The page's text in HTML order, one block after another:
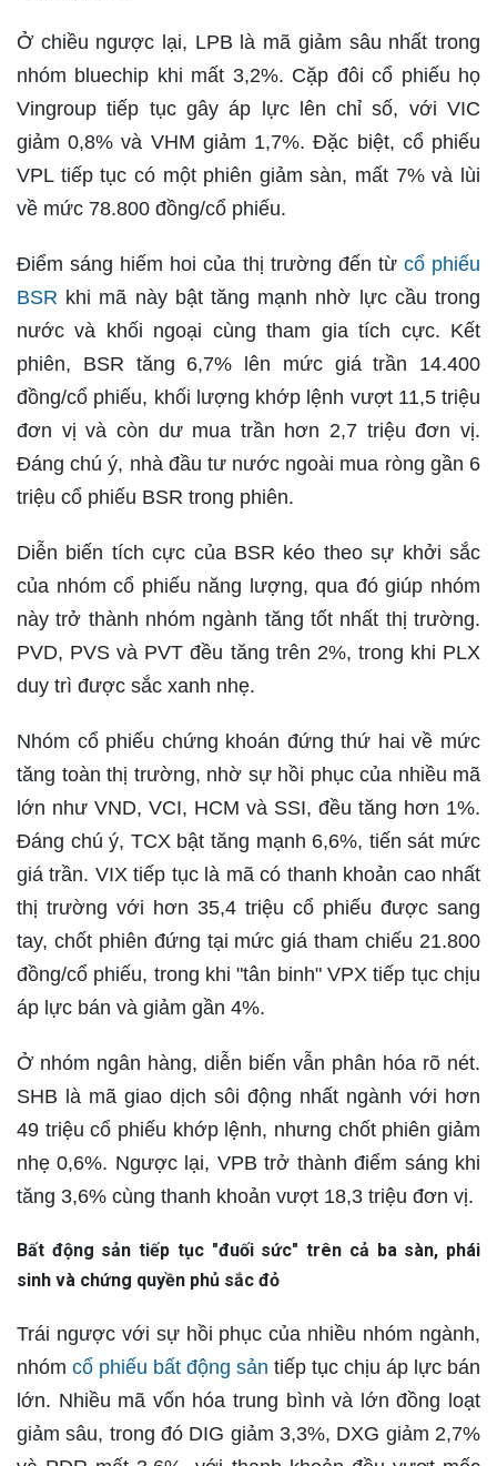
Ở chiều ngược lại, LPB là mã giảm sâu nhất trong
nhóm bluechip khi mất 3,2%. Cặp đôi cổ phiếu họ
Vingroup tiếp tục gây áp lực lên chỉ số, với VIC
giảm 0,8% và VHM giảm 1,7%. Đặc biệt, cổ phiếu
VPL tiếp tục có một phiên giảm sàn, mất 7% và lùi
về mức 78.800 đồng/cổ phiếu.
Điểm sáng hiếm hoi của thị trường đến từ cổ phiếu
BSR khi mã này bật tăng mạnh nhờ lực cầu trong
nước và khối ngoại cùng tham gia tích cực. Kết
phiên, BSR tăng 6,7% lên mức giá trần 14.400
đồng/cổ phiếu, khối lượng khớp lệnh vượt 11,5 triệu
đơn vị và còn dư mua trần hơn 2,7 triệu đơn vị.
Đáng chú ý, nhà đầu tư nước ngoài mua ròng gần 6
triệu cổ phiếu BSR trong phiên.
Diễn biến tích cực của BSR kéo theo sự khởi sắc
của nhóm cổ phiếu năng lượng, qua đó giúp nhóm
này trở thành nhóm ngành tăng tốt nhất thị trường.
PVD, PVS và PVT đều tăng trên 2%, trong khi PLX
duy trì được sắc xanh nhẹ.
Nhóm cổ phiếu chứng khoán đứng thứ hai về mức
tăng toàn thị trường, nhờ sự hồi phục của nhiều mã
lớn như VND, VCI, HCM và SSI, đều tăng hơn 1%.
Đáng chú ý, TCX bật tăng mạnh 6,6%, tiến sát mức
giá trần. VIX tiếp tục là mã có thanh khoản cao nhất
thị trường với hơn 35,4 triệu cổ phiếu được sang
tay, chốt phiên đứng tại mức giá tham chiếu 21.800
đồng/cổ phiếu, trong khi "tân binh" VPX tiếp tục chịu
áp lực bán và giảm gần 4%.
Ở nhóm ngân hàng, diễn biến vẫn phân hóa rõ nét.
SHB là mã giao dịch sôi động nhất ngành với hơn
49 triệu cổ phiếu khớp lệnh, nhưng chốt phiên giảm
nhẹ 0,6%. Ngược lại, VPB trở thành điểm sáng khi
tăng 3,6% cùng thanh khoản vượt 18,3 triệu đơn vị.
Bất động sản tiếp tục "đuối sức" trên cả ba sàn, phái
sinh và chứng quyền phủ sắc đỏ
Trái ngược với sự hồi phục của nhiều nhóm ngành,
nhóm cổ phiếu bất động sản tiếp tục chịu áp lực bán
lớn. Nhiều mã vốn hóa trung bình và lớn đồng loạt
giảm sâu, trong đó DIG giảm 3,3%, DXG giảm 2,7%